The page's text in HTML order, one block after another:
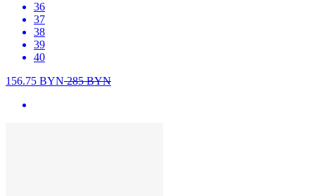
36
37
38
39
40
156.75 BYN285BYN